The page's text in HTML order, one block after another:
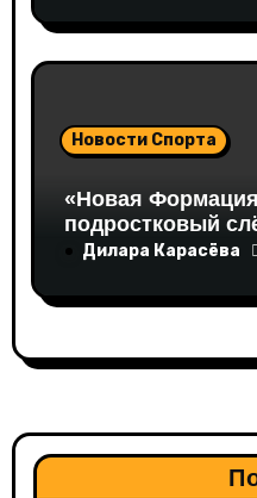
Новости Спорта
«Новая
подростковый
Валдае
Дилара Карасёва